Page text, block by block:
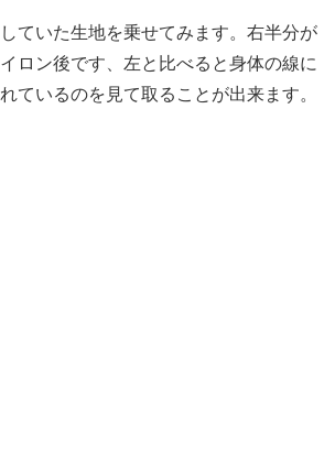
ていた生地を乗せてみます。右半分が
ロン後です、左と比べると身体の線に
ているのを見て取ることが出来ます。